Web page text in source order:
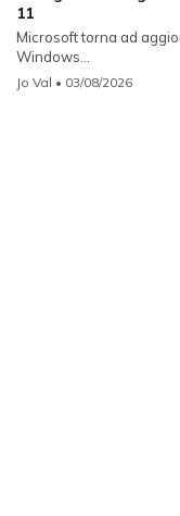
11
Microsoft torna ad
Windows...
Jo Val • 03/08/2026